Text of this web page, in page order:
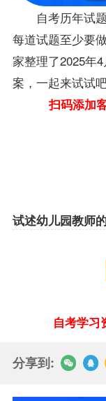
自考历年试题
每道试题至少要
家整理了2025年
案 ，一起来试试
扫码添加
试述幼儿园教师
自考学习
分享到: